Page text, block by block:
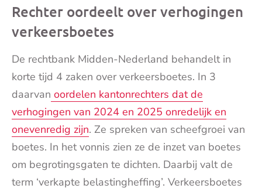
Rechter oordeelt over verhogingen
verkeersboetes
De rechtbank Midden-Nederland behandelt in
korte tijd 4 zaken over verkeersboetes. In 3
daarvan oordelen kantonrechters dat de
verhogingen van 2024 en 2025 onredelijk en
onevenredig zijn. Ze spreken van scheefgroei van
boetes. In het vonnis zien ze de inzet van boetes
om begrotingsgaten te dichten. Daarbij valt de
term ‘verkapte belastingheffing’. Verkeersboetes